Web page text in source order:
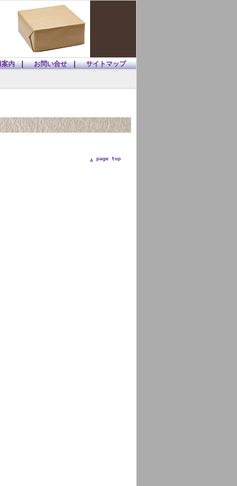
案内｜ お問い合せ｜ サイトマップ
page top